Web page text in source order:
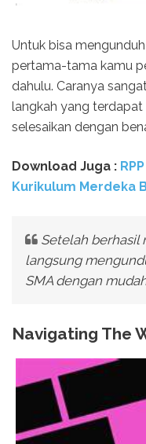
Untuk bisa
pertama-tama kamu
dahulu. Caranya
langkah yang
selesaikan dengan
Download Juga :
Kurikulum Merdeka
Setelah berhasil
langsung
SMA dengan
Navigating The